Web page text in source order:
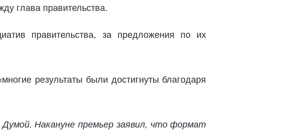
глава правительства.
правительства, за предложения по их
результаты были достигнуты благодаря
Накануне премьер заявил, что формат